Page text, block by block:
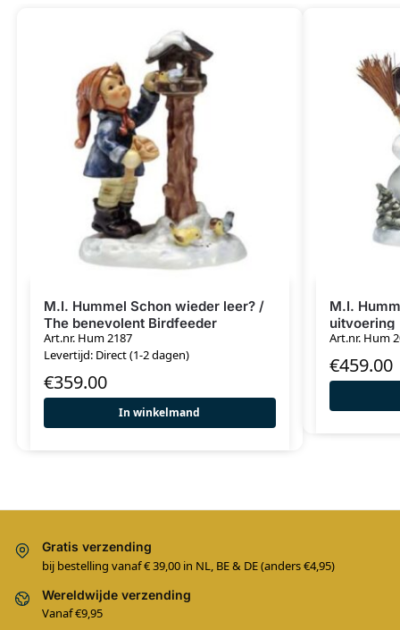
M.I. Hummel Schon wieder leer? /
The benevolent Birdfeeder
Art.nr. Hum 2187
Levertijd: Direct (1-2 dagen)
€359.00
In winkelmand
M.I.
uitvoering
Art.nr. Hum
€459.00
Gratis verzending
bij bestelling vanaf € 39,00 in NL, BE & DE (anders €4,95)
Wereldwijde verzending
Vanaf €9,95